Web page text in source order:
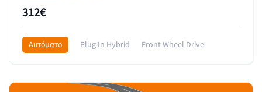
312€
Αυτόματο Plug In Hybrid
Front Wheel Drive